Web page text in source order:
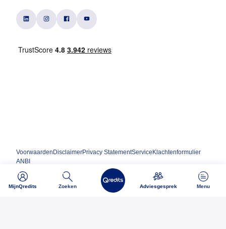
MijnQredits Zoeken Adviesgesprek Menu
Voorwaarden DisclaimerPrivacy StatementService Klachtenformulier
ANBI